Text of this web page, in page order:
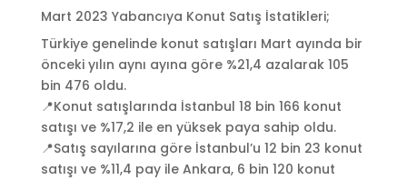
Mart 2023 Yabancıya Konut Satış İstatikleri;
Türkiye genelinde konut satışları Mart ayında bir
önceki yılın aynı ayına göre %21,4 azalarak 105
bin 476 oldu.
📍Konut satışlarında İstanbul 18 bin 166 konut
satışı ve %17,2 ile en yüksek paya sahip oldu.
📍Satış sayılarına göre İstanbul’u 12 bin 23 konut
satışı ve %11,4 pay ile Ankara, 6 bin 120 konut